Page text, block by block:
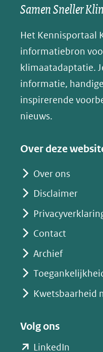
Samen Sneller
Het Kennisportaal
informatiebron
klimaatadaptatie.
informatie,
inspirerende
nieuws.
Over deze
Over ons
Disclaimer
Contact
Archief
Kwetsbaarheid
Volg ons
LinkedIn